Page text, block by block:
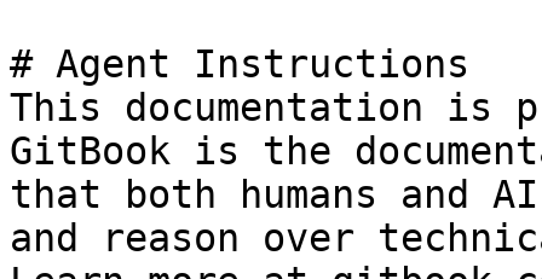
# Agent Instructions
This documentation is
GitBook is the
that both humans and
and reason over